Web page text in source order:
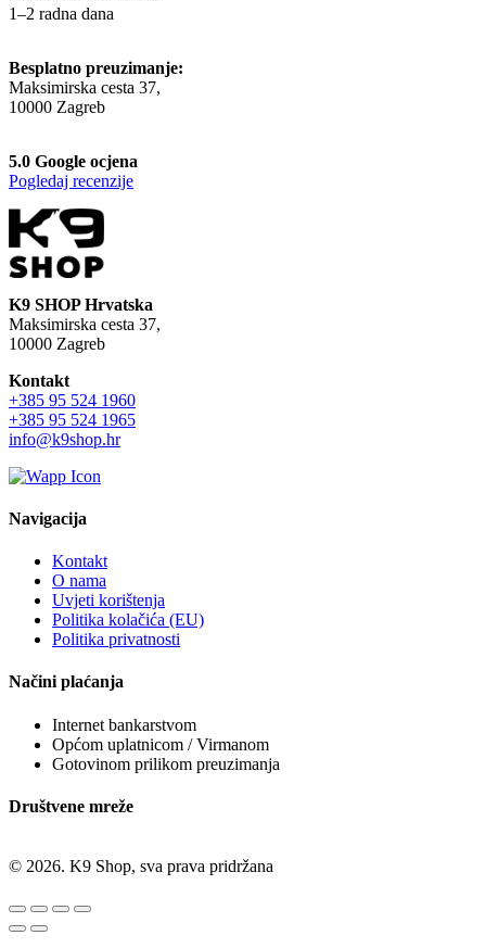
1–2 radna dana
Besplatno preuzimanje:
Maksimirska cesta 37,
10000 Zagreb
5.0 Google ocjena
Pogledaj recenzije
K9 SHOP Hrvatska
Maksimirska cesta 37,
10000 Zagreb
Kontakt
+385 95 524 1960
+385 95 524 1965
info@k9shop.hr
Navigacija
Kontakt
O nama
Uvjeti korištenja
Politika kolačića (EU)
Politika privatnosti
Načini plaćanja
Internet bankarstvom
Općom uplatnicom / Virmanom
Gotovinom prilikom preuzimanja
Društvene mreže
© 2026. K9 Shop, sva prava pridržana